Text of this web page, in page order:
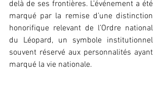
delà de ses frontières. L’événement a été
marqué par la remise d’une distinction
honorifique relevant de l’Ordre national
du Léopard, un symbole institutionnel
souvent réservé aux personnalités ayant
marqué la vie nationale.